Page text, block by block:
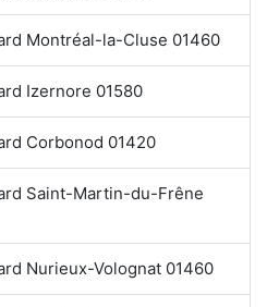
Montréal-la-Cluse 01460
Izernore 01580
Corbonod 01420
Saint-Martin-du-Frêne
Nurieux-Volognat 01460